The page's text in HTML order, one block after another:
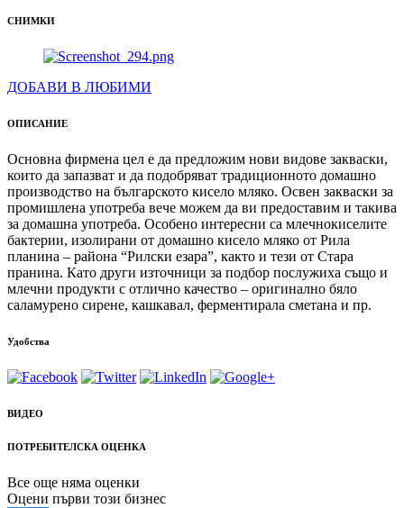
СНИМКИ
ДОБАВИ В ЛЮБИМИ
ОПИСАНИЕ
Основна фирмена цел е да предложим нови видове закваски,
които да запазват и да подобряват традиционното домашно
производство на българското кисело мляко. Освен закваски за
промишлена употреба вече можем да ви предоставим и такива
за домашна употреба. Особено интересни са млечнокиселите
бактерии, изолирани от домашно кисело мляко от Рила
планина – района “Рилски езара”, както и тези от Стара
пранина. Като други източници за подбор послужиха също и
млечни продукти с отлично качество – оригинално бяло
саламурено сирене, кашкавал, ферментирала сметана и пр.
Удобства
ВИДЕО
ПОТРЕБИТЕЛСКА ОЦЕНКА
Все още няма оценки
Оцени първи този бизнес